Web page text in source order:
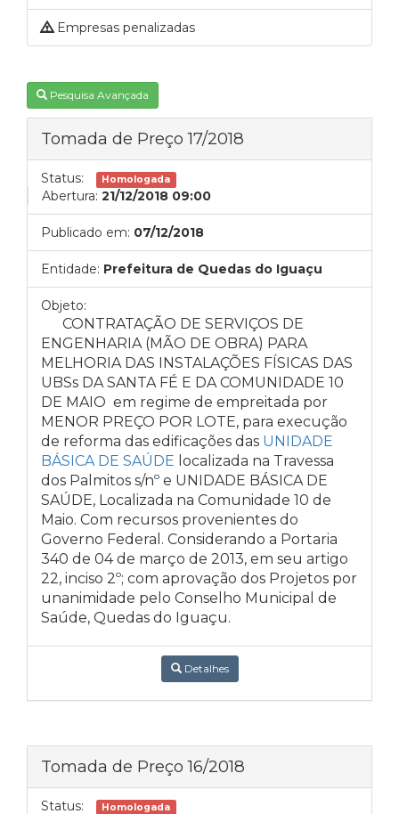
Empresas penalizadas
Pesquisa Avançada
Tomada de Preço 17/2018
Status: Homologada
Abertura: 21/12/2018 09:00
Publicado em: 07/12/2018
Entidade: Prefeitura de Quedas do Iguaçu
Objeto:
CONTRATAÇÃO DE SERVIÇOS DE
ENGENHARIA (MÃO DE OBRA) PARA
MELHORIA DAS INSTALAÇÕES FÍSICAS DAS
UBSs DA SANTA FÉ E DA COMUNIDADE 10
DE MAIO em regime de empreitada por
MENOR PREÇO POR LOTE, para execução
de reforma das edificações das UNIDADE
BÁSICA DE SAÚDE localizada na Travessa
dos Palmitos s/nº e UNIDADE BÁSICA DE
SAÚDE, Localizada na Comunidade 10 de
Maio. Com recursos provenientes do
Governo Federal. Considerando a Portaria
340 de 04 de março de 2013, em seu artigo
22, inciso 2º; com aprovação dos Projetos por
unanimidade pelo Conselho Municipal de
Saúde, Quedas do Iguaçu.
Detalhes
Tomada de Preço 16/2018
Status: Homologada